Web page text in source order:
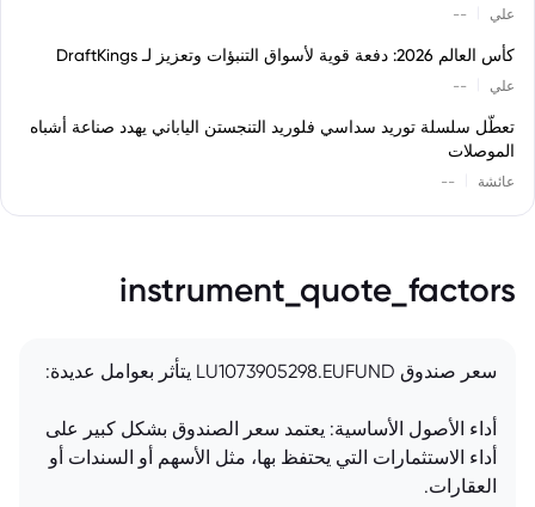
علي --
كأس العالم 2026: دفعة قوية لأسواق التنبؤات وتعزيز لـ DraftKings
علي --
تعطّل سلسلة توريد سداسي فلوريد التنجستن الياباني يهدد صناعة أشباه
الموصلات
عائشة --
instrument_quote_factors
سعر صندوق LU1073905298.EUFUND يتأثر بعوامل عديدة:
أداء الأصول الأساسية: يعتمد سعر الصندوق بشكل كبير على
أداء الاستثمارات التي يحتفظ بها، مثل الأسهم أو السندات أو
العقارات.